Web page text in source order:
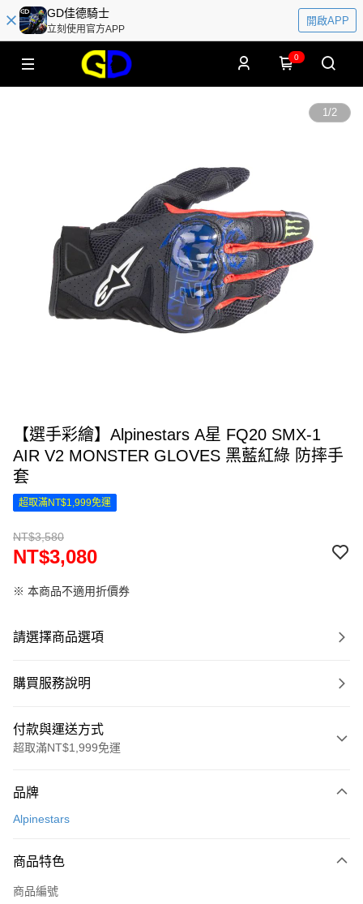
GD佳德騎士
立刻使用官方APP
開啟APP
0
1/2
【選手彩繪】Alpinestars A星 FQ20 SMX-1
AIR V2 MONSTER GLOVES 黑藍紅綠 防摔手
套
超取滿NT$1,999免運
NT$3,580
NT$3,080
※ 本商品不適用折價券
請選擇商品選項
購買服務說明
付款與運送方式
超取滿NT$1,999免運
信用卡一次付款
3 期 0 利率 每期
合作金庫商業銀行
超商取貨付款
品牌
Alpinestars
商品特色
商品編號